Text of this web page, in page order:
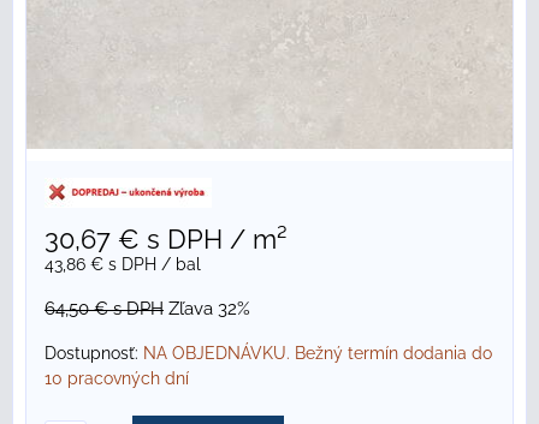
30,67 € s DPH / m²
43,86 € s DPH / bal
64,50 €s DPH Zľava 32%
Dostupnosť: NA OBJEDNÁVKU. Bežný termín dodania do
10 pracovných dní